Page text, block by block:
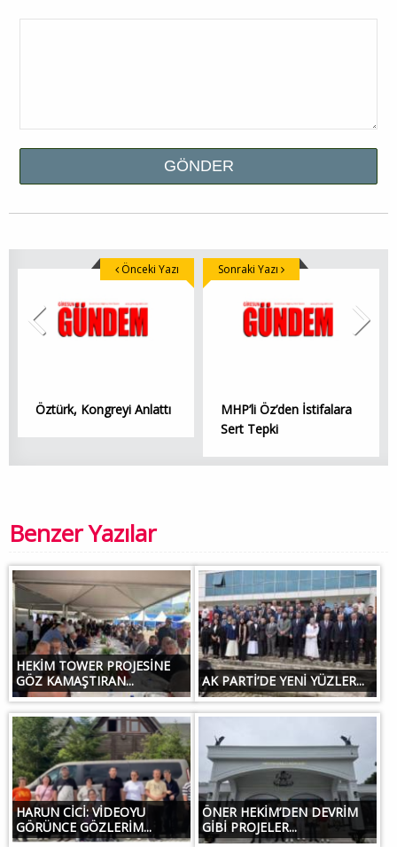
Öztürk, Kongreyi Anlattı
Önceki Yazı
MHP’li Öz’den İstifalara
Sert Tepki
Sonraki Yazı
Benzer Yazılar
HEKİM TOWER PROJESİNE
GÖZ KAMAŞTIRAN...
AK PARTİ’DE YENİ YÜZLER...
HARUN CİCİ: VİDEOYU
GÖRÜNCE GÖZLERİM...
ÖNER HEKİM’DEN DEVRİM
GİBİ PROJELER...